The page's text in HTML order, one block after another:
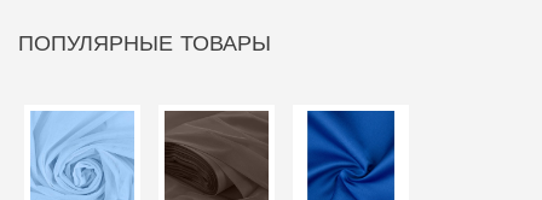
ПОПУЛЯРНЫЕ ТОВАРЫ